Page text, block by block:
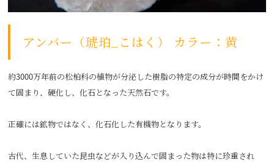
アンバー（琥珀_こはく） カラー：黄
約3000万年前の松柏科の植物が分泌した樹脂の特定の成分が時間をかけ
て固まり、硬化し、化石となった天然石です。
正確には鉱物ではなく、化石化した有機物となります。
古代、生息していた昆虫などが入り込んで固まった物は特に珍重され